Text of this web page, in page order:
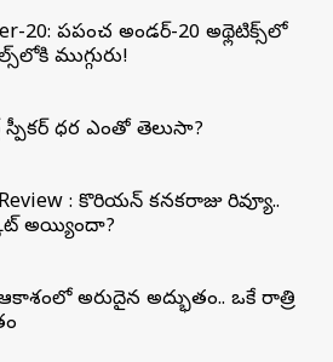
20: ప్రపంచ అండర్-20 అథ్లెటిక్స్‌లో
ముగ్గురు!
స్పీకర్ ధర ఎంతో తెలుసా?
: కొరియన్ కనకరాజు రివ్యూ..
అయ్యిందా?
ఆకాశంలో అరుదైన అద్భుతం.. ఒకే రాత్రి